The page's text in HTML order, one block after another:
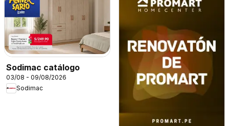
Sodimac catálogo
03/08 - 09/08/2026
Sodimac